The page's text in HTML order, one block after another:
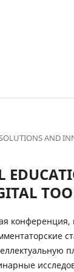
AND
конференция,